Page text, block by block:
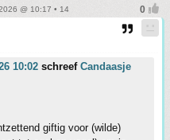
@ 10:17 • 14
10:02 schreef Candaasje
giftig voor (wilde)